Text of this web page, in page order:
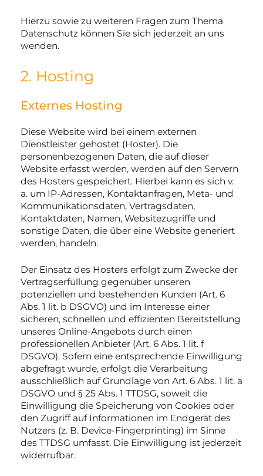
Hierzu sowie zu weiteren Fragen zum Thema
Datenschutz können Sie sich jederzeit an uns
wenden.
2. Hosting
Externes Hosting
Diese Website wird bei einem externen
Dienstleister gehostet (Hoster). Die
personenbezogenen Daten, die auf dieser
Website erfasst werden, werden auf den Servern
des Hosters gespeichert. Hierbei kann es sich v.
a. um IP-Adressen, Kontaktanfragen, Meta- und
Kommunikationsdaten, Vertragsdaten,
Kontaktdaten, Namen, Websitezugriffe und
sonstige Daten, die über eine Website generiert
werden, handeln.
Der Einsatz des Hosters erfolgt zum Zwecke der
Vertragserfüllung gegenüber unseren
potenziellen und bestehenden Kunden (Art. 6
Abs. 1 lit. b DSGVO) und im Interesse einer
sicheren, schnellen und effizienten Bereitstellung
unseres Online-Angebots durch einen
professionellen Anbieter (Art. 6 Abs. 1 lit. f
DSGVO). Sofern eine entsprechende Einwilligung
abgefragt wurde, erfolgt die Verarbeitung
ausschließlich auf Grundlage von Art. 6 Abs. 1 lit. a
DSGVO und § 25 Abs. 1 TTDSG, soweit die
Einwilligung die Speicherung von Cookies oder
den Zugriff auf Informationen im Endgerät des
Nutzers (z. B. Device-Fingerprinting) im Sinne
des TTDSG umfasst. Die Einwilligung ist jederzeit
widerrufbar.